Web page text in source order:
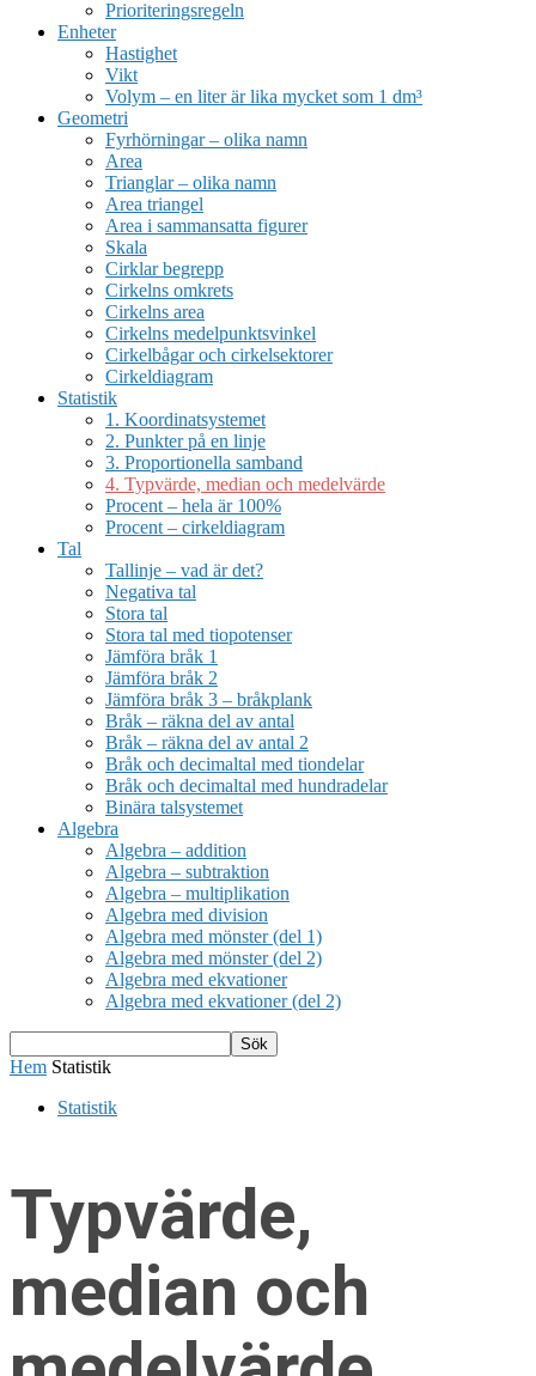
Prioriteringsregeln
Enheter
Hastighet
Vikt
Volym – en liter är lika mycket som 1 dm³
Geometri
Fyrhörningar – olika namn
Area
Trianglar – olika namn
Area triangel
Area i sammansatta figurer
Skala
Cirklar begrepp
Cirkelns omkrets
Cirkelns area
Cirkelns medelpunktsvinkel
Cirkelbågar och cirkelsektorer
Cirkeldiagram
Statistik
1. Koordinatsystemet
2. Punkter på en linje
3. Proportionella samband
4. Typvärde, median och medelvärde
Procent – hela är 100%
Procent – cirkeldiagram
Tal
Tallinje – vad är det?
Negativa tal
Stora tal
Stora tal med tiopotenser
Jämföra bråk 1
Jämföra bråk 2
Jämföra bråk 3 – bråkplank
Bråk – räkna del av antal
Bråk – räkna del av antal 2
Bråk och decimaltal med tiondelar
Bråk och decimaltal med hundradelar
Binära talsystemet
Algebra
Algebra – addition
Algebra – subtraktion
Algebra – multiplikation
Algebra med division
Algebra med mönster (del 1)
Algebra med mönster (del 2)
Algebra med ekvationer
Algebra med ekvationer (del 2)
Hem Statistik
Statistik
Typvärde,
median och